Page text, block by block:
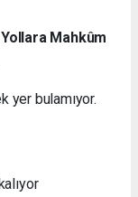
Mahkûm
yer bulamıyor.